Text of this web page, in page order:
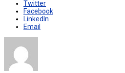
Twitter
Facebook
LinkedIn
Email